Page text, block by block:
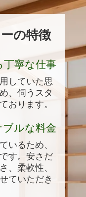
の特徴
寧な仕事
していた思
、伺うスタ
おります。
ルな料金
いるため、
す。安さだ
、柔軟性、
ていただき